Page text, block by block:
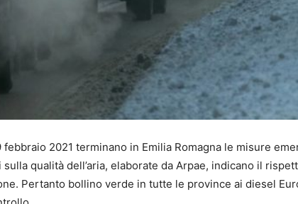
febbraio 2021 terminano in Emilia Romagna le misure
sulla qualità dell’aria, elaborate da Arpae, indicano il
Pertanto bollino verde in tutte le province ai diesel